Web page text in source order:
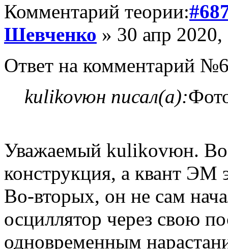
Комментарий теории:
Шевченко » 30 апр
Ответ на комментарий
kulikovюн писал(а):
Уважаемый kulikovюн.
конструкция, а квант ЭМ
Во-вторых, он не сам
осциллятор через свою
одновременным